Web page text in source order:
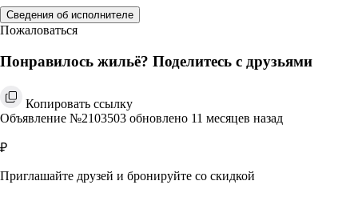
Сведения об исполнителе
Пожаловаться
Понравилось жильё? Поделитесь с друзьями
Копировать ссылку
Объявление №2103503 обновлено 11 месяцев назад
₽
Приглашайте друзей и бронируйте со скидкой